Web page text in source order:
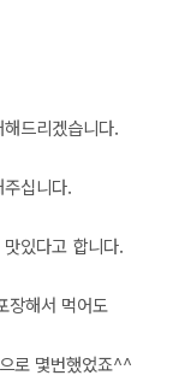
드리겠습니다.
십니다.
있다고 합니다.
장해서 먹어도
로 몇번했었죠^^